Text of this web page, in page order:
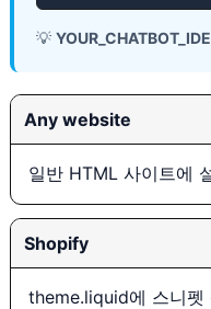
💡
Any website
일반 HTML 사이트에
Shopify
theme.liquid에 스니펫